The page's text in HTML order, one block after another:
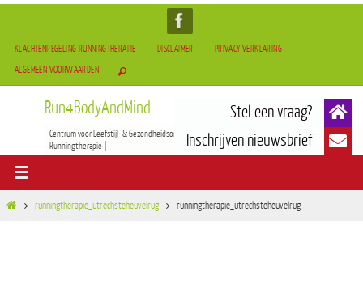
KLACHTENREGELING RUNNINGTHERAPIE DISCLAIMER
PRIVACY VERKLARING
ALGEMEEN VOORWAARDEN
Run4BodyAndMind
Centrum voor Leefstijl- & Gezondheidsontwikkeling | BOCAM Therapie(TCM) | Tai-Chi & Qigong |
Runningtherapie |
runningtherapie_utrechsteheuvelrug runningtherapie_utrechsteheuvelrug